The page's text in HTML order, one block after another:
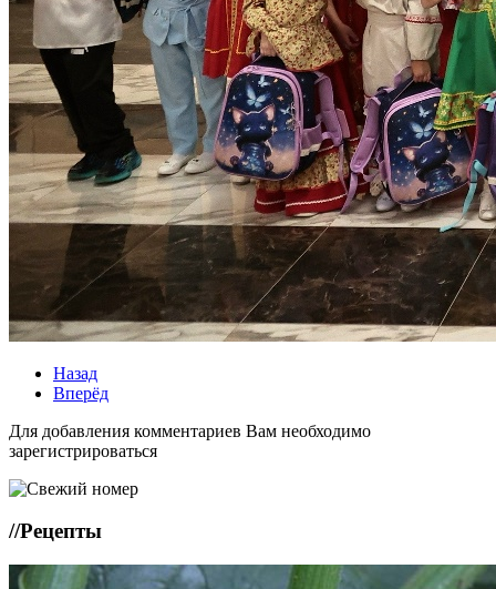
Назад
Вперёд
Для добавления комментариев Вам необходимо
зарегистрироваться
//Рецепты